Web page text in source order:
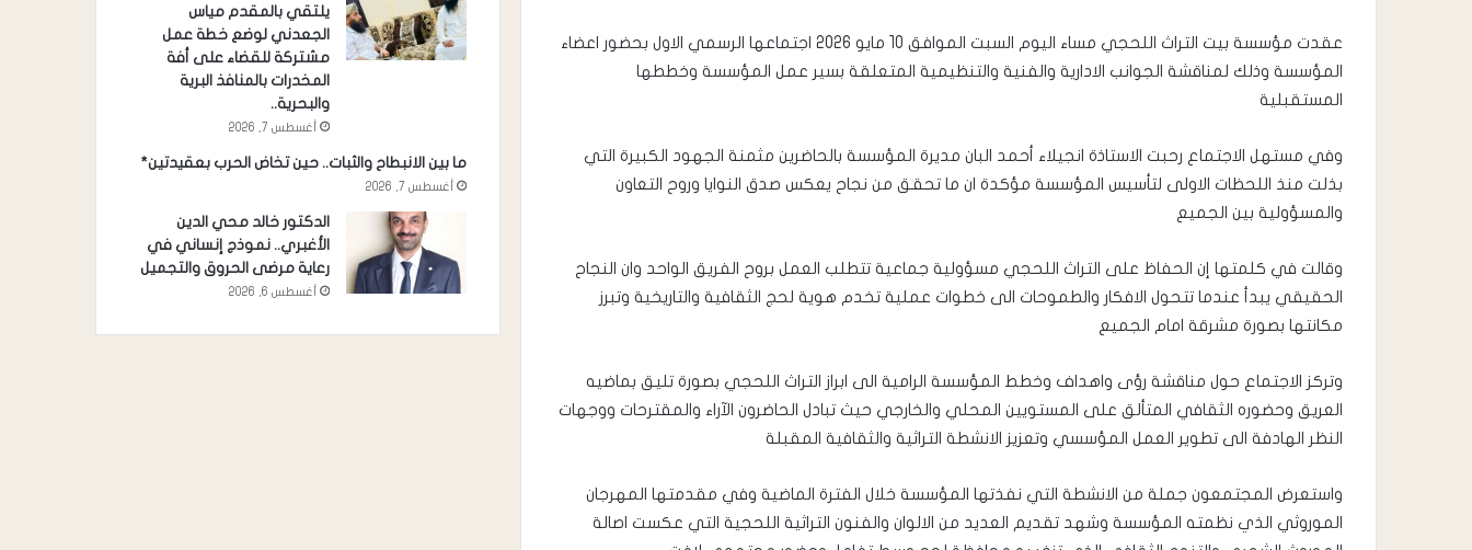
عقدت مؤسسة بيت التراث اللحجي مساء اليوم السبت الموافق 10 مايو 2026 اجتماعها الرسمي الاول بحضور اعضاء
المؤسسة وذلك لمناقشة الجوانب الادارية والفنية والتنظيمية المتعلقة بسير عمل المؤسسة وخططها
المستقبلية
وفي مستهل الاجتماع رحبت الاستاذة انجيلاء أحمد البان مديرة المؤسسة بالحاضرين مثمنة الجهود الكبيرة التي
بذلت منذ اللحظات الاولى لتأسيس المؤسسة مؤكدة ان ما تحقق من نجاح يعكس صدق النوايا وروح التعاون
والمسؤولية بين الجميع
وقالت في كلمتها إن الحفاظ على التراث اللحجي مسؤولية جماعية تتطلب العمل بروح الفريق الواحد وان النجاح
الحقيقي يبدأ عندما تتحول الافكار والطموحات الى خطوات عملية تخدم هوية لحج الثقافية والتاريخية وتبرز
مكانتها بصورة مشرقة امام الجميع
وتركز الاجتماع حول مناقشة رؤى واهداف وخطط المؤسسة الرامية الى ابراز التراث اللحجي بصورة تليق بماضيه
العريق وحضوره الثقافي المتألق على المستويين المحلي والخارجي حيث تبادل الحاضرون الآراء والمقترحات ووجهات
النظر الهادفة الى تطوير العمل المؤسسي وتعزيز الانشطة التراثية والثقافية المقبلة
واستعرض المجتمعون جملة من الانشطة التي نفذتها المؤسسة خلال الفترة الماضية وفي مقدمتها المهرجان
الموروثي الذي نظمته المؤسسة وشهد تقديم العديد من الالوان والفنون التراثية اللحجية التي عكست اصالة
يلتقي بالمقدم مياس
الجعدني لوضع خطة عمل
مشتركة للقضاء على أفة
المخدرات بالمنافذ البرية
والبحرية..
أغسطس 7, 2026
ما بين الانبطاح والثبات.. حين تخاض الحرب بعقيدتين*
أغسطس 7, 2026
الدكتور خالد محي الدين
الأغبري.. نموذج إنساني في
رعاية مرضى الحروق والتجميل
أغسطس 6, 2026